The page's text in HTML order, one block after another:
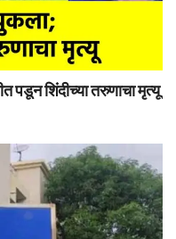
पडून शिंदीच्या तरुणाचा मृत्यू